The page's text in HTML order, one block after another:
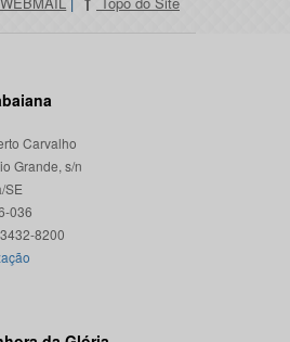
Carvalho
Grande, s/n
SE
036